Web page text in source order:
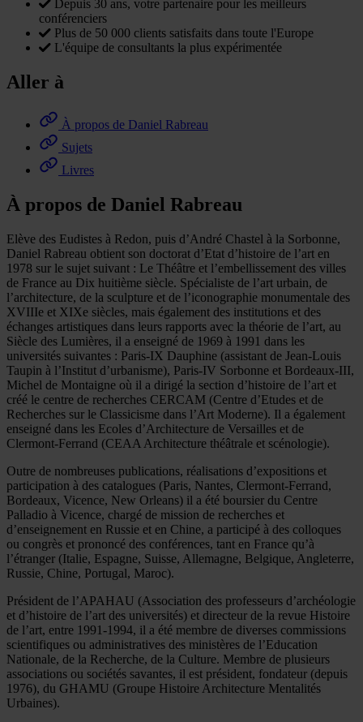
Depuis 30 ans, votre partenaire pour les meilleurs
conférenciers
Plus de 50 000 clients satisfaits dans toute l'Europe
L'équipe de consultants la plus expérimentée
Aller à
À propos de Daniel Rabreau
Sujets
Livres
À propos de Daniel Rabreau
Elève des Eudistes à Redon, puis d’André Chastel à la Sorbonne,
Daniel Rabreau obtient son doctorat d’Etat d’histoire de l’art en
1978 sur le sujet suivant : Le Théâtre et l’embellissement des villes
de France au Dix huitième siècle. Spécialiste de l’art urbain, de
l’architecture, de la sculpture et de l’iconographie monumentale des
XVIIIe et XIXe siècles, mais également des institutions et des
échanges artistiques dans leurs rapports avec la théorie de l’art, au
Siècle des Lumières, il a enseigné de 1969 à 1991 dans les
universités suivantes : Paris-IX Dauphine (assistant de Jean-Louis
Taupin à l’Institut d’urbanisme), Paris-IV Sorbonne et Bordeaux-III,
Michel de Montaigne où il a dirigé la section d’histoire de l’art et
créé le centre de recherches CERCAM (Centre d’Etudes et de
Recherches sur le Classicisme dans l’Art Moderne). Il a également
enseigné dans les Ecoles d’Architecture de Versailles et de
Clermont-Ferrand (CEAA Architecture théâtrale et scénologie).
Outre de nombreuses publications, réalisations d’expositions et
participation à des catalogues (Paris, Nantes, Clermont-Ferrand,
Bordeaux, Vicence, New Orleans) il a été boursier du Centre
Palladio à Vicence, chargé de mission de recherches et
d’enseignement en Russie et en Chine, a participé à des colloques
ou congrès et prononcé des conférences, tant en France qu’à
l’étranger (Italie, Espagne, Suisse, Allemagne, Belgique, Angleterre,
Russie, Chine, Portugal, Maroc).
Président de l’APAHAU (Association des professeurs d’archéologie
et d’histoire de l’art des universités) et directeur de la revue Histoire
de l’art, entre 1991-1994, il a été membre de diverses commissions
scientifiques ou administratives des ministères de l’Education
Nationale, de la Recherche, de la Culture. Membre de plusieurs
associations ou sociétés savantes, il est président, fondateur (depuis
1976), du GHAMU (Groupe Histoire Architecture Mentalités
Urbaines).